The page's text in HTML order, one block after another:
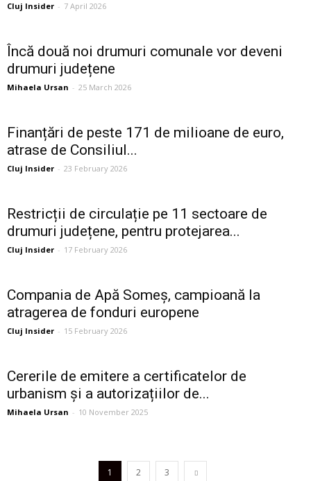
Cluj Insider - 7 April 2026
Încă două noi drumuri comunale vor deveni
drumuri județene
Mihaela Ursan - 25 March 2026
Finanțări de peste 171 de milioane de euro,
atrase de Consiliul...
Cluj Insider - 23 February 2026
Restricții de circulație pe 11 sectoare de
drumuri județene, pentru protejarea...
Cluj Insider - 17 February 2026
Compania de Apă Someș, campioană la
atragerea de fonduri europene
Cluj Insider - 15 February 2026
Cererile de emitere a certificatelor de
urbanism și a autorizațiilor de...
Mihaela Ursan - 10 November 2025
1 2 3